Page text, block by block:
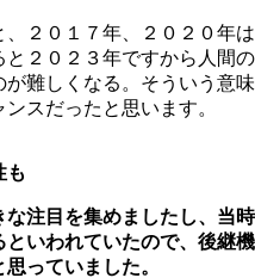
２０１７年、２０２０年は
２０２３年ですから人間の
難しくなる。そういう意味
スだったと思います。
も
注目を集めましたし、当時
いわれていたので、後継機
っていました。